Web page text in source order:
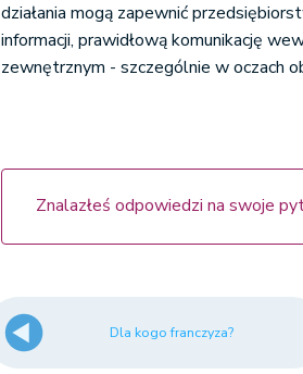
działania mogą zapewnić
informacji, prawidłową komunikację
zewnętrznym - szczególnie w oczach
Znalazłeś odpowiedzi na swoje
Dla kogo franczyza?